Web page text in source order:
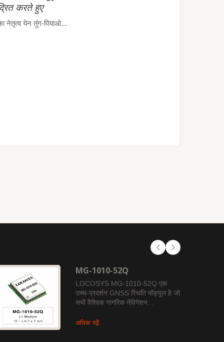
करते हुए
नेतृत्व येन तुंग-पियाओ...
MG-1010-52Q
LOCOSYS MG-1010-52Q एक
उच्च-प्रदर्शन GNSS स्थिति मॉड्यूल है जो
सभी वैश्विक नागरिक नेविगेशन...
अधिक पढ़ें